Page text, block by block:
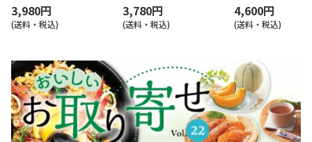
3,980円
(送料・税込)
3,780円
(送料・税込)
4,600円
(送料・税込)